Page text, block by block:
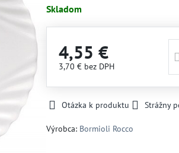
Skladom
4,55 €
3,70 € bez DPH
Otázka k produktu Strážny
Výrobca: Bormioli Rocco